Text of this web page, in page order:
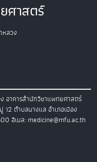
ศาสตร์
ลวง
อาคารสำนักวิชาแพทยศาสตร์
12 ตำบลนางแล อำเภอเมือง
อีเมล: medicine@mfu.ac.th